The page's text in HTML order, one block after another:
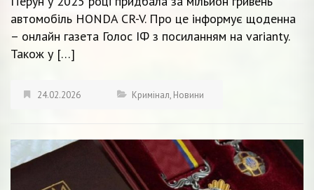
автомобіль НОNDA CR-V. Про це інформує щоденна
– онлайн газета Голос ІФ з посиланням на varianty.
Також у […]
24.02.2026 Кримінал, Новини